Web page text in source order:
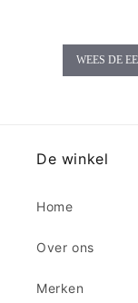
WEES DE
De winkel
Home
Over ons
Merken